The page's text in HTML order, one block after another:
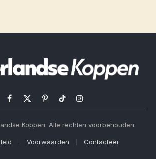
Facebook
X
PinterestTikTokInstagram
Koppen. Alle rechten voorbehouden.
Voorwaarden Contacteer